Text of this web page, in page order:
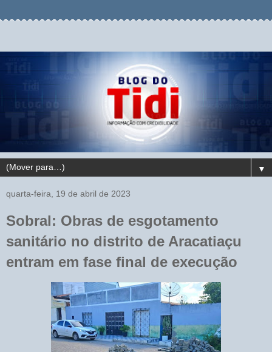
▼
quarta-feira, 19 de abril de 2023
Sobral: Obras de esgotamento
sanitário no distrito de Aracatiaçu
entram em fase final de execução